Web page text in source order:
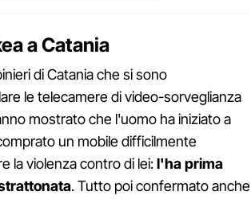
a Catania
di Catania che si sono
le telecamere di video-sorveglianza
mostrato che l'uomo ha iniziato a
un mobile difficilmente
la violenza contro di lei:l'ha prima
. Tutto poi confermato anche